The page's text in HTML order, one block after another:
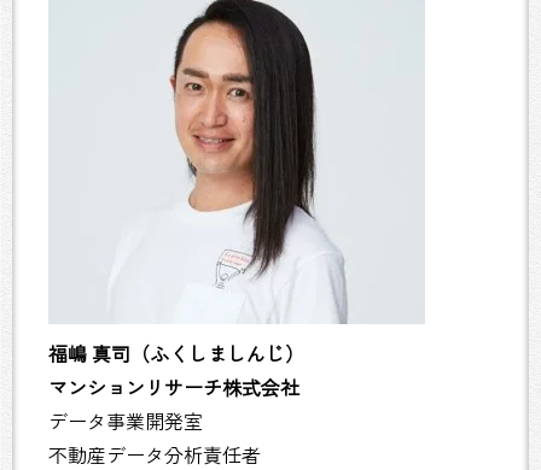
福嶋 真司（ふくしましんじ）
マンションリサーチ株式会社
データ事業開発室
不動産データ分析責任者